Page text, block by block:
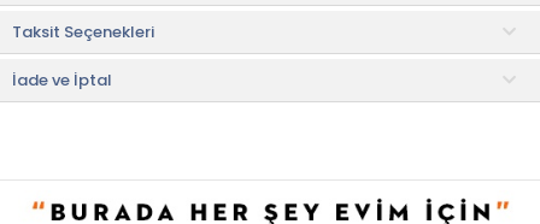
Kaliteli malzemesiyle uzun ömürlü kullanım sağlar. Yapışmaz
yüzeyi sayesinde yiyecekler kolayca pişer ve temizlik işlemi
zahmetsiz hale gelir. Isıyı eşit dağıtan yapısı, yemeklerin
homojen şekilde pişmesini sağlar ve enerji tasarrufu sunar.
yemekler hazırlamanıza olanak tanır. Bu özellik, hem diyet
yapanlar hem de sağlıklı beslenmeye önem verenler için büyük
Taksit Seçenekleri
İade ve İptal